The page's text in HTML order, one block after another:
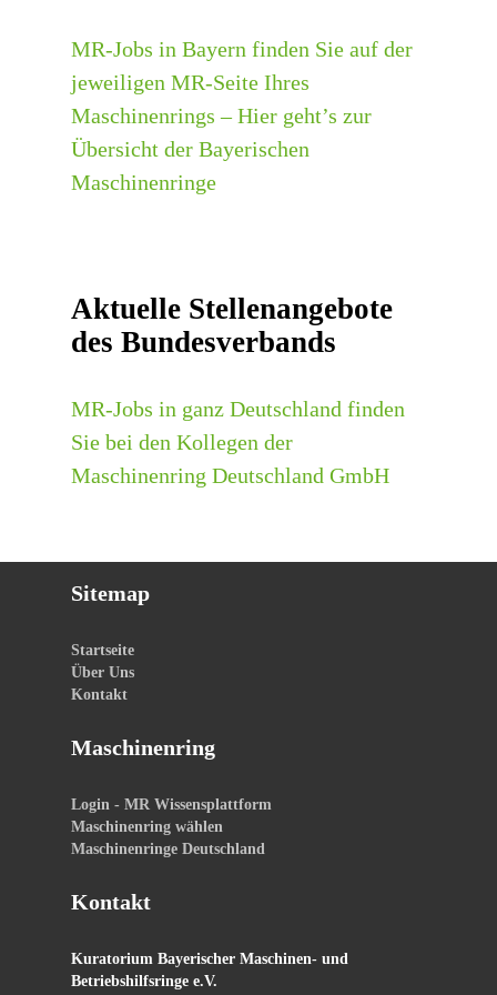
MR-Jobs in Bayern finden Sie auf der
jeweiligen MR-Seite Ihres
Maschinenrings – Hier geht’s zur
Übersicht der Bayerischen
Maschinenringe
Aktuelle Stellenangebote
des Bundesverbands
MR-Jobs in ganz Deutschland finden
Sie bei den Kollegen der
Maschinenring Deutschland GmbH
Sitemap
Startseite
Über Uns
Kontakt
Maschinenring
Login - MR Wissensplattform
Maschinenring wählen
Maschinenringe Deutschland
Kontakt
Kuratorium Bayerischer Maschinen- und
Betriebshilfsringe e.V.